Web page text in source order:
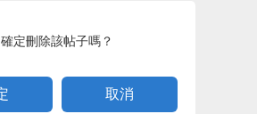
確定刪除該帖子嗎？
取消